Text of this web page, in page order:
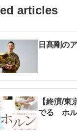
articles
日髙剛の
【終演/
でる ホル